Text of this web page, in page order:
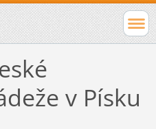
v Písku